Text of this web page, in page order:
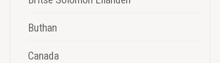
Buthan
Canada